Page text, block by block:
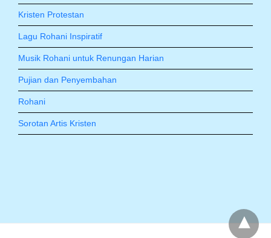
Kristen Protestan
Lagu Rohani Inspiratif
Musik Rohani untuk Renungan Harian
Pujian dan Penyembahan
Rohani
Sorotan Artis Kristen